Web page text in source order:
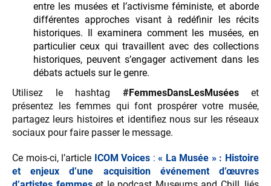
entre les musées et l’activisme féministe, et aborde
différentes approches visant à redéfinir les récits
historiques. Il examinera comment les musées, en
particulier ceux qui travaillent avec des collections
historiques, peuvent s’engager activement dans les
débats actuels sur le genre.
Utilisez le hashtag #FemmesDansLesMuséeset
présentez les femmes qui font prospérer votre musée,
partagez leurs histoires et identifiez nous sur les réseaux
sociaux pour faire passer le message.
Ce mois-ci, l’article ICOM Voices :« La Musée » : Histoire
et enjeux d’une acquisition événement d’œuvres